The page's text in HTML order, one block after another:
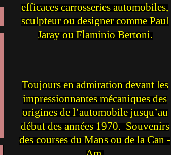
efficaces carrosseries automobiles,
sculpteur ou designer comme Paul
Jaray ou Flaminio Bertoni.
Toujours en admiration devant les
impressionnantes mécaniques des
origines de l’automobile jusqu’au
début des années 1970. Souvenirs
des courses du Mans ou de la Can -